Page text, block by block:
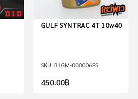
B1GM-000006FS
GULF SYNTRAC 4T 10w40
450.00฿